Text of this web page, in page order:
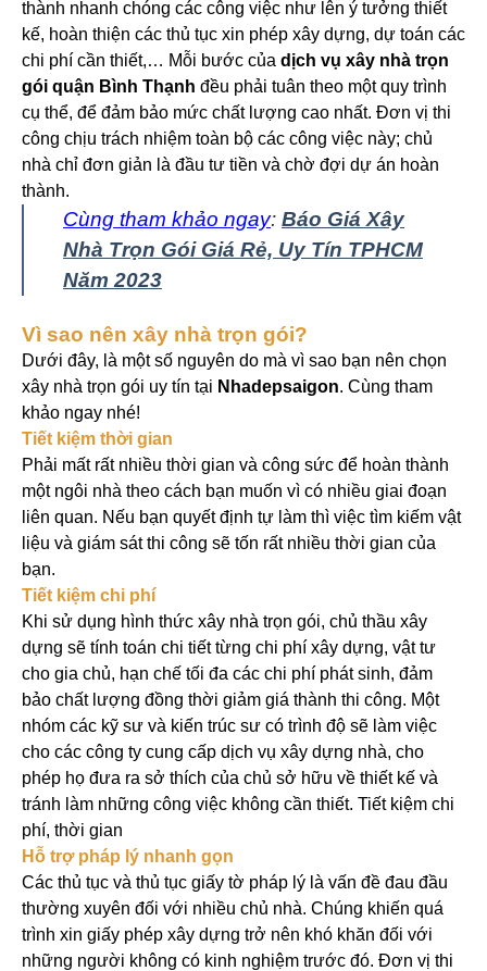
thành nhanh chóng các công việc như lên ý tưởng thiết
kế, hoàn thiện các thủ tục xin phép xây dựng, dự toán các
chi phí cần thiết,… Mỗi bước của dịch vụ xây nhà trọn
gói quận Bình Thạnh đều phải tuân theo một quy trình
cụ thể, để đảm bảo mức chất lượng cao nhất. Đơn vị thi
công chịu trách nhiệm toàn bộ các công việc này; chủ
nhà chỉ đơn giản là đầu tư tiền và chờ đợi dự án hoàn
thành.
Cùng tham khảo ngay: Báo Giá Xây
Nhà Trọn Gói Giá Rẻ, Uy Tín TPHCM
Năm 2023
Vì sao nên xây nhà trọn gói?
Dưới đây, là một số nguyên do mà vì sao bạn nên chọn
xây nhà trọn gói uy tín tại Nhadepsaigon. Cùng tham
khảo ngay nhé!
Tiết kiệm thời gian
Phải mất rất nhiều thời gian và công sức để hoàn thành
một ngôi nhà theo cách bạn muốn vì có nhiều giai đoạn
liên quan. Nếu bạn quyết định tự làm thì việc tìm kiếm vật
liệu và giám sát thi công sẽ tốn rất nhiều thời gian của
bạn.
Tiết kiệm chi phí
Khi sử dụng hình thức xây nhà trọn gói, chủ thầu xây
dựng sẽ tính toán chi tiết từng chi phí xây dựng, vật tư
cho gia chủ, hạn chế tối đa các chi phí phát sinh, đảm
bảo chất lượng đồng thời giảm giá thành thi công. Một
nhóm các kỹ sư và kiến ​​trúc sư có trình độ sẽ làm việc
cho các công ty cung cấp dịch vụ xây dựng nhà, cho
phép họ đưa ra sở thích của chủ sở hữu về thiết kế và
tránh làm những công việc không cần thiết. Tiết kiệm chi
phí, thời gian
Hỗ trợ pháp lý nhanh gọn
Các thủ tục và thủ tục giấy tờ pháp lý là vấn đề đau đầu
thường xuyên đối với nhiều chủ nhà. Chúng khiến quá
trình xin giấy phép xây dựng trở nên khó khăn đối với
những người không có kinh nghiệm trước đó. Đơn vị thi